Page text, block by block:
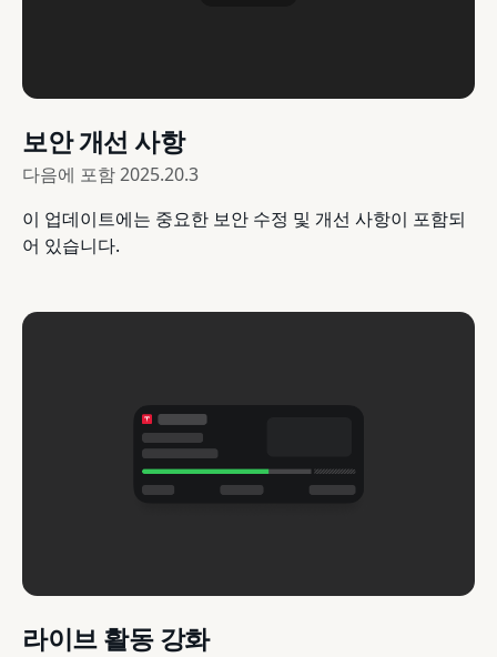
보안 개선 사항
다음에 포함2025.20.3
이 업데이트에는 중요한 보안 수정 및 개선 사항이 포함되
어 있습니다.
라이브 활동 강화